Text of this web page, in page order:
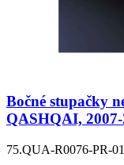
Bočné stupačky
QASHQAI, 2007-
75.QUA-R0076-PR-01